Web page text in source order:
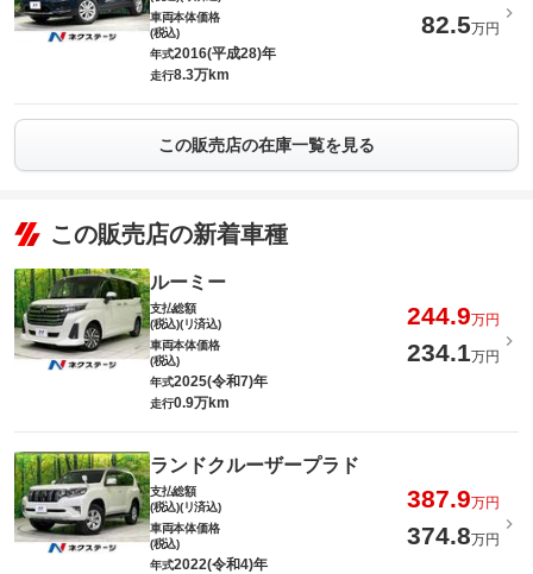
車両本体価格
(税込)
82.5万円
年式2016(平成28)年
走行8.3万km
この販売店の在庫一覧を見る
この販売店の新着車種
ルーミー
支払総額
(税込)(リ済込)
244.9万円
車両本体価格
(税込)
234.1万円
年式2025(令和7)年
走行0.9万km
ランドクルーザープラド
支払総額
(税込)(リ済込)
387.9万円
車両本体価格
(税込)
374.8万円
年式2022(令和4)年